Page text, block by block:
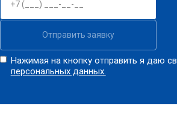
Отправить заявку
Нажимая на кнопку отправить я даю
персональных данных.